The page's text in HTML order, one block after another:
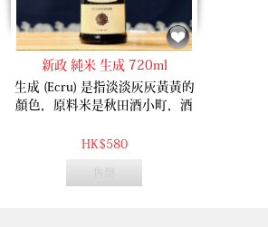
新政 純米 生成 720ml
生成 (Ecru) 是指淡淡灰灰黃黃的
顏色，原料米是秋田酒小町，酒
新的甜酸果香，帶來既涼快又清
HK$580